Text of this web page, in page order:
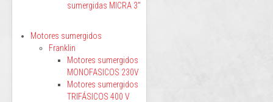
sumergidas MICRA 3"
Motores sumergidos
Franklin
Motores sumergidos
MONOFASICOS 230V
Motores sumergidos
TRIFÁSICOS 400 V